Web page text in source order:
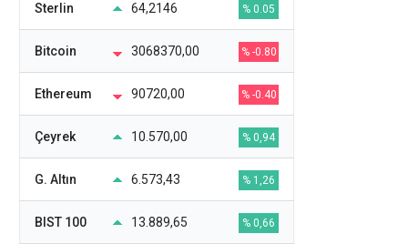
Sterlin 64,2146 % 0.05
Bitcoin 3068370,00 % -0.80
Ethereum 90720,00 % -0.40
Çeyrek 10.570,00 % 0,94
G. Altın 6.573,43 % 1,26
BIST 100 13.889,65 % 0,66